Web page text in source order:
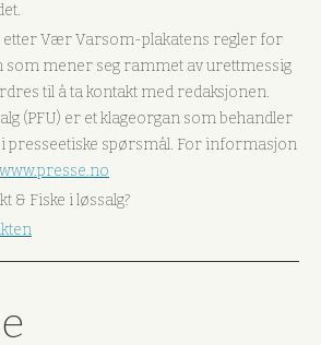
etter Vær Varsom-plakatens regler for
som mener seg rammet av urettmessig
til å ta kontakt med redaksjonen.
(PFU) er et klageorgan som behandler
presseetiske spørsmål. For informasjon
www.presse.no
& Fiske i løssalg?